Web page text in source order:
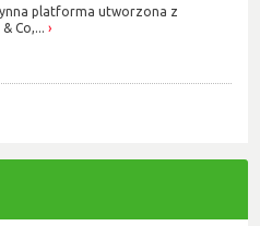
platforma utworzona z
Co,...